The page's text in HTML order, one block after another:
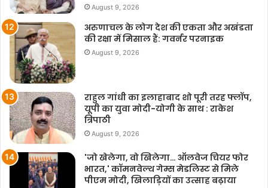
August 9, 2026
अरुणाचल के लोग देश की एकता और अखंडता
की रक्षा में मिसाल हैं: गवर्नर परनाइक
August 9, 2026
राहुल गांधी का इलाहाबाद शो पूरी तरह फ्लॉप,
यूपी का युवा मोदी-योगी के साथ : राकेश
त्रिपाठी
August 9, 2026
'जो खेलेगा, वो खिलेगा… ऑलवेज चियर फोर
भारत,' कॉमनवेल्थ गेम्स मेडलिस्ट से मिले
पीएम मोदी, खिलाड़ियों का उत्साह बढ़ाया